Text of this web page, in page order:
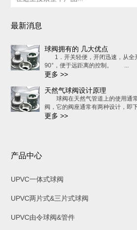
最新消息
球阀拥有的 几大优点
1．开关轻便，开闭迅速，从全
90°，便于远距离的控制。 ...
更多 >>
天然气球阀设计原理
球阀在天然气管道上的使用通
阀，它的阀座通常有两种设计，即
更多 >>
产品中心
UPVC一体式球阀
UPVC两片式&三片式球阀
UPVC由令球阀&管件